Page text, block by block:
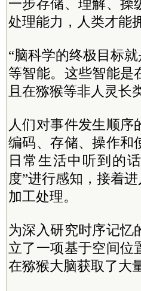
一步存储、理解、操
处理能力，人类才能
“脑科学的终极目标
等智能。这些智能是
且在猕猴等非人灵长
人们对事件发生顺
编码、存储、操作和
日常生活中听到的
度”进行感知，接着
加工处理。
为深入研究时序记忆
立了一项基于空间位
在猕猴大脑获取了大